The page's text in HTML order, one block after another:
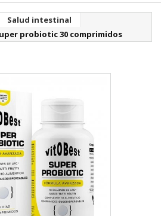
Salud intestinal
probiotic 30 comprimidos